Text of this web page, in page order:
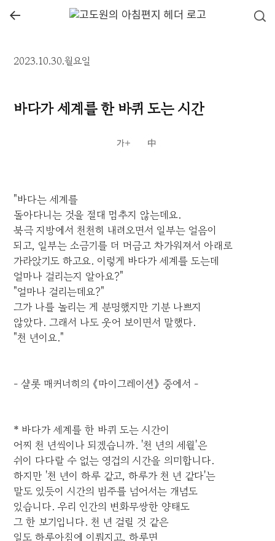
←
2023.10.30.월요일
바다가 세계를 한 바퀴 도는 시간
"바다는 세계를
돌아다니는 것을 절대 멈추지 않는데요.
북극 지방에서 천천히 내려오면서 일부는 얼음이
되고, 일부는 소금기를 더 머금고 차가워져서 아래로
가라앉기도 하고요. 이렇게 바다가 세계를 도는데
얼마나 걸리는지 알아요?"
"얼마나 걸리는데요?"
그가 나를 놀리는 게 분명했지만 기분 나쁘지
않았다. 그래서 나도 웃어 보이면서 말했다.
"천 년이요."
- 샬롯 매커너히의 《마이그레이션》 중에서 -
* 바다가 세계를 한 바퀴 도는 시간이
어찌 천 년씩이나 되겠습니까. '천 년의 세월'은
쉬이 다다랄 수 없는 영겁의 시간을 의미합니다.
하지만 '천 년이 하루 같고, 하루가 천 년 같다'는
말도 있듯이 시간의 범주를 넘어서는 개념도
있습니다. 우리 인간의 변화무쌍한 양태도
그 한 보기입니다. 천 년 걸릴 것 같은
일도 하루아침에 이뤄지고, 하루면